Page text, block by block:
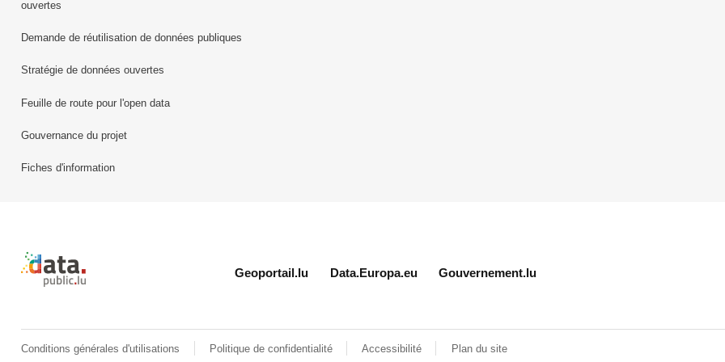
ouvertes
Demande de réutilisation de données publiques
Stratégie de données ouvertes
Feuille de route pour l'open data
Gouvernance du projet
Fiches d'information
Retour à l'accueil de data.public.lu
Geoportail.lu Data.Europa.eu Gouvernement.lu
Conditions générales d'utilisations Politique de confidentialité Accessibilité Plan du site